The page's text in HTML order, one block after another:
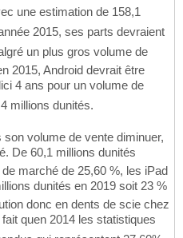
une estimation de 158,1
2015, ses parts devraient
un plus gros volume de
2015, Android devrait être
4 ans pour un volume de
millions dunités.
volume de vente diminuer,
De 60,1 millions dunités
marché de 25,60 %, les iPad
dunités en 2019 soit 23 %
donc en dents de scie chez
quen 2014 les statistiques